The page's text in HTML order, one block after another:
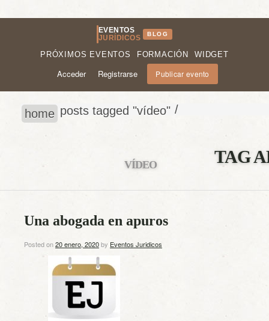
EVENTOS
JURÍDICOS
BLOG
PRÓXIMOS EVENTOS FORMACIÓN WIDGET
Acceder Registrarse Publicar evento
home /
posts tagged "vídeo"
TAG
VÍDEO
Una abogada en apuros
Posted on20 enero, 2020by Eventos Juridicos